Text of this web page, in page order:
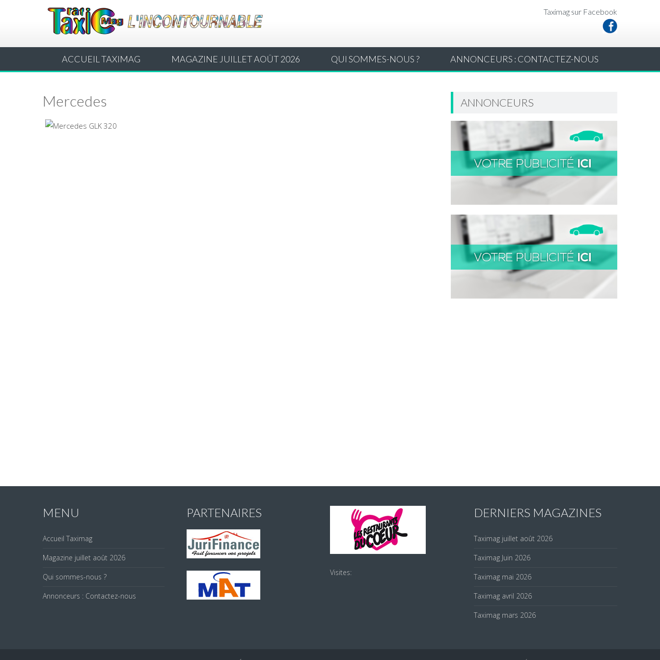
Taximag sur Facebook
ACCUEIL TAXIMAG MAGAZINE JUILLET AOÛT 2026 QUI SOMMES-NOUS ? ANNONCEURS : CONTACTEZ-NOUS
Mercedes ANNONCEURS
MENU
Accueil Taximag
Magazine juillet août 2026
Qui sommes-nous ?
Annonceurs : Contactez-nous
PARTENAIRES
Visites:
DERNIERS MAGAZINES
Taximag juillet août 2026
Taximag Juin 2026
Taximag mai 2026
Taximag avril 2026
Taximag mars 2026